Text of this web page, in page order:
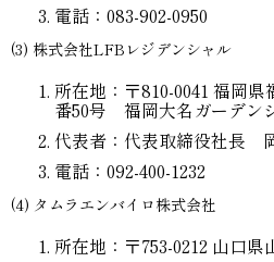
電話：083-902-0950
(3) 株式会社LFBレジデンシャル
所在地：〒810-0041 福岡
番50号 福岡大名ガーデン
代表者：代表取締役社長
電話：092-400-1232
(4) タムラエンバイロ株式会社
所在地：〒753-0212 山口県